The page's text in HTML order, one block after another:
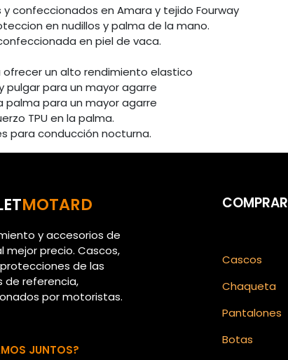
confeccionados en Amara y tejido Fourway
en nudillos y palma de la mano.
en piel de vaca.
ofrecer un alto rendimiento elastico
pulgar para un mayor agarre
palma para un mayor agarre
TPU en la palma.
para conducción nocturna.
MOTARD
y accesorios de
mejor precio. Cascos,
de las
de referencia,
por motoristas.
JUNTOS?
COMPRAR
Cascos
Chaqueta
Pantalones
Botas